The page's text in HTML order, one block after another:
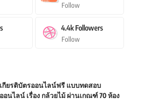
Follow
4.4k Followers
Follow
เกียรติบัตรออนไลน์ฟรี แบบทดสอบ
ออนไลน์ เรื่อง กล้วยไม้ ผ่านเกณฑ์ 70 ห้อง